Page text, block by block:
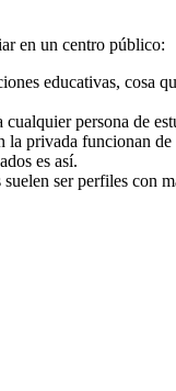
en un centro público:
educativas, cosa
persona de
la privada funcionan
es así.
ser perfiles con